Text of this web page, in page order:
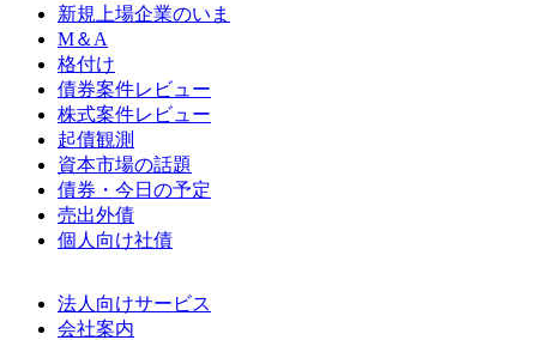
新規上場企業のいま
M＆A
格付け
債券案件レビュー
株式案件レビュー
起債観測
資本市場の話題
債券・今日の予定
売出外債
個人向け社債
法人向けサービス
会社案内